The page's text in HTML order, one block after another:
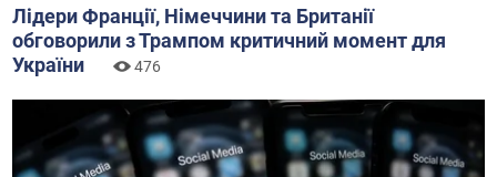
Лідери Франції, Німеччини та Британії
обговорили з Трампом критичний момент для
України
476